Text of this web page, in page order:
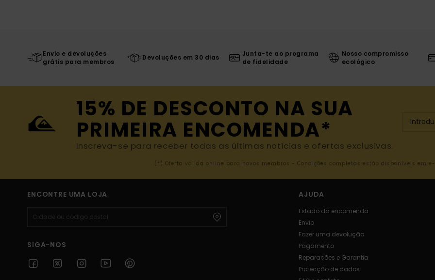
Envio e devoluções
grátis para membros
Devoluções em 30 dias
Junta-te ao programa
de fidelidade
Nosso compromisso
ecológico
15% DE DESCONTO NA SUA
PRIMEIRA ENCOMENDA*
Inscreva-se para receber todas as últimas notícias e ofertas exclusivas.
(*) Oferta válida online para novos membros - Condições completas estão disponíveis em
ENCONTRE UMA LOJA
SIGA-NOS
AJUDA
Estado da encomenda
Envio
Fazer uma devolução
Pagamento
Reparações e Garantia
Protecção de dados